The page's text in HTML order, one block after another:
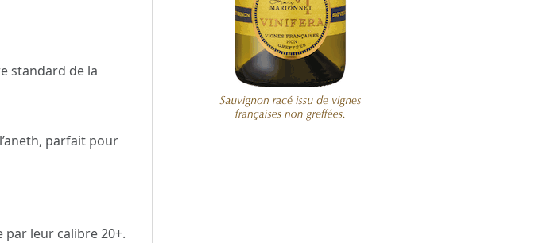
standard de la
parfait pour
par leur calibre 20+.